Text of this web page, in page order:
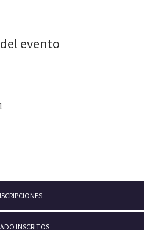
evento
INSCRITOS